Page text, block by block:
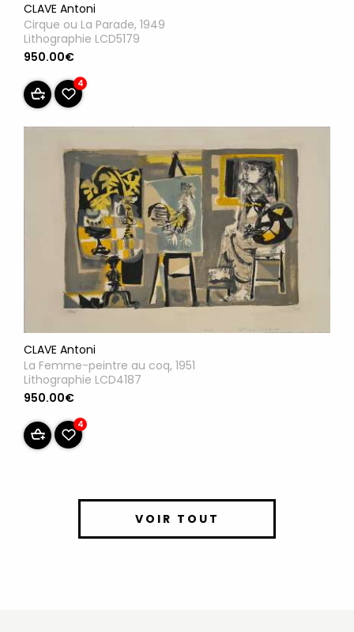
CLAVE Antoni
Cirque ou La Parade, 1949
Lithographie LCD5179
950.00€
4
CLAVE Antoni
La Femme-peintre au coq, 1951
Lithographie LCD4187
950.00€
4
VOIR TOUT